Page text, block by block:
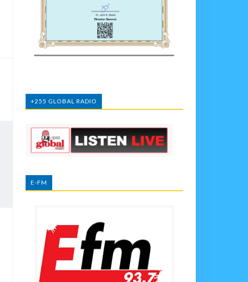
+255 GLOBAL RADIO
E-FM